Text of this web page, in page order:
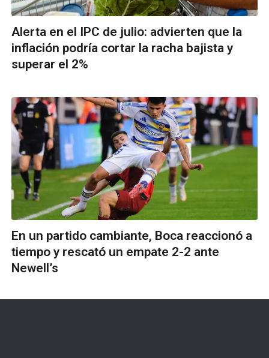
Alerta en el IPC de julio: advierten que la
inflación podría cortar la racha bajista y
superar el 2%
En un partido cambiante, Boca reaccionó a
tiempo y rescató un empate 2-2 ante
Newell’s